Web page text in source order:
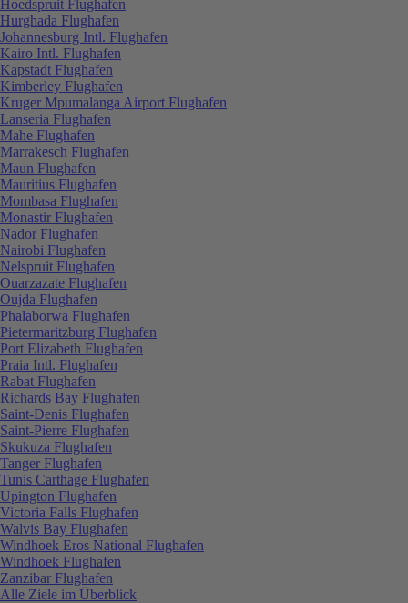
Hoedspruit Flughafen
Hurghada Flughafen
Johannesburg Intl. Flughafen
Kairo Intl. Flughafen
Kapstadt Flughafen
Kimberley Flughafen
Kruger Mpumalanga Airport Flughafen
Lanseria Flughafen
Mahe Flughafen
Marrakesch Flughafen
Maun Flughafen
Mauritius Flughafen
Mombasa Flughafen
Monastir Flughafen
Nador Flughafen
Nairobi Flughafen
Nelspruit Flughafen
Ouarzazate Flughafen
Oujda Flughafen
Phalaborwa Flughafen
Pietermaritzburg Flughafen
Port Elizabeth Flughafen
Praia Intl. Flughafen
Rabat Flughafen
Richards Bay Flughafen
Saint-Denis Flughafen
Saint-Pierre Flughafen
Skukuza Flughafen
Tanger Flughafen
Tunis Carthage Flughafen
Upington Flughafen
Victoria Falls Flughafen
Walvis Bay Flughafen
Windhoek Eros National Flughafen
Windhoek Flughafen
Zanzibar Flughafen
Alle Ziele im Überblick